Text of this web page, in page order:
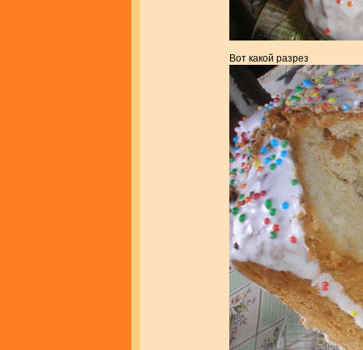
Вот какой разрез